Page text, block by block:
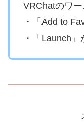
VRChatのワー
・「Add to
・「Launch